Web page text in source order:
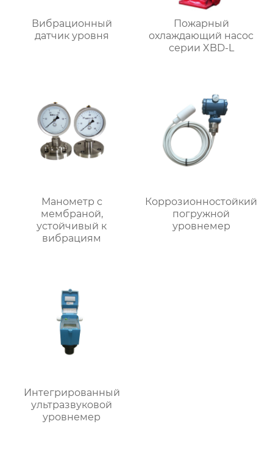
Вибрационный
датчик уровня
Пожарный
охлаждающий насос
серии XBD-L
Манометр с
мембраной,
устойчивый к
вибрациям
Коррозионностойкий
погружной
уровнемер
Интегрированный
ультразвуковой
уровнемер